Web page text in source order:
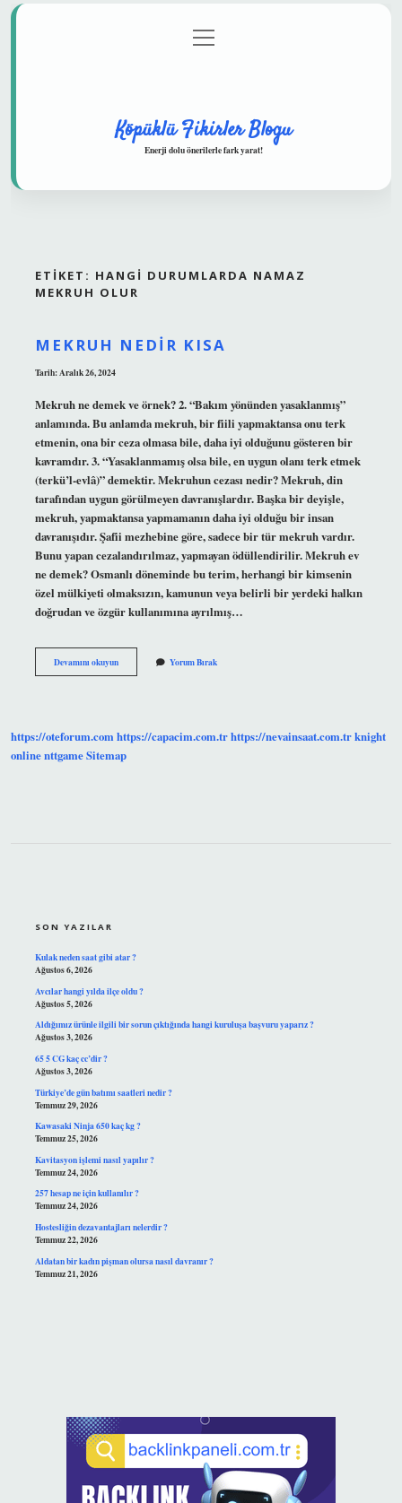
Gizlilik Politikası
menüyü
aç
Köpüklü Fikirler Blogu
Enerji dolu önerilerle fark yarat!
ETIKET: HANGI DURUMLARDA NAMAZ
MEKRUH OLUR
MEKRUH NEDIR KISA
Tarih: Aralık 26, 2024
Mekruh ne demek ve örnek? 2. “Bakım yönünden yasaklanmış”
anlamında. Bu anlamda mekruh, bir fiili yapmaktansa onu terk
etmenin, ona bir ceza olmasa bile, daha iyi olduğunu gösteren bir
kavramdır. 3. “Yasaklanmamış olsa bile, en uygun olanı terk etmek
(terkü’l-evlâ)” demektir. Mekruhun cezası nedir? Mekruh, din
tarafından uygun görülmeyen davranışlardır. Başka bir deyişle,
mekruh, yapmaktansa yapmamanın daha iyi olduğu bir insan
davranışıdır. Şafii mezhebine göre, sadece bir tür mekruh vardır.
Bunu yapan cezalandırılmaz, yapmayan ödüllendirilir. Mekruh ev
ne demek? Osmanlı döneminde bu terim, herhangi bir kimsenin
özel mülkiyeti olmaksızın, kamunun veya belirli bir yerdeki halkın
doğrudan ve özgür kullanımına ayrılmış…
Devamını okuyunMekruh
Nedir
Yorum Bırak
https://oteforum.comhttps://capacim.com.trhttps://nevainsaat.com.trknight
onlinenttgameSitemap
SON YAZILAR
Kulak neden saat gibi atar ?
Ağustos 6, 2026
Avcılar hangi yılda ilçe oldu ?
Ağustos 5, 2026
Aldığımız ürünle ilgili bir sorun çıktığında hangi kuruluşa başvuru yaparız ?
Ağustos 3, 2026
65 5 CG kaç cc’dir ?
Ağustos 3, 2026
Türkiye’de gün batımı saatleri nedir ?
Temmuz 29, 2026
Kawasaki Ninja 650 kaç kg ?
Temmuz 25, 2026
Kavitasyon işlemi nasıl yapılır ?
Temmuz 24, 2026
257 hesap ne için kullanılır ?
Temmuz 24, 2026
Hostesliğin dezavantajları nelerdir ?
Temmuz 22, 2026
Aldatan bir kadın pişman olursa nasıl davranır ?
Temmuz 21, 2026